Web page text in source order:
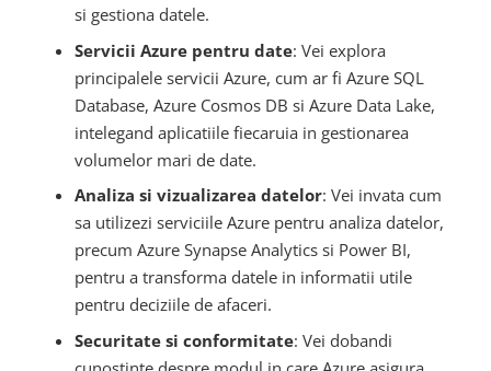
si gestiona datele.
Servicii Azure pentru date: Vei explora
principalele servicii Azure, cum ar fi Azure SQL
Database, Azure Cosmos DB si Azure Data Lake,
intelegand aplicatiile fiecaruia in gestionarea
volumelor mari de date.
Analiza si vizualizarea datelor: Vei invata cum
sa utilizezi serviciile Azure pentru analiza datelor,
precum Azure Synapse Analytics si Power BI,
pentru a transforma datele in informatii utile
pentru deciziile de afaceri.
Securitate si conformitate: Vei dobandi